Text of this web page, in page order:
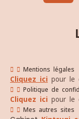
Mentions légales
Cliquez ici pour le
Politique de
Cliquez ici pour le
Mes autres sites